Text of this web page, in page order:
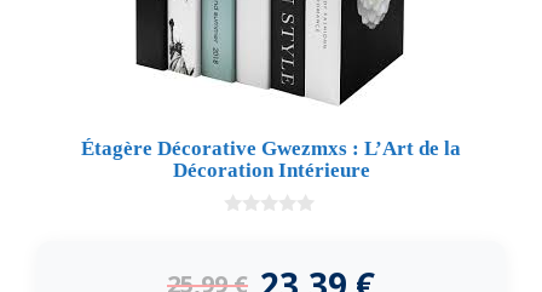
Étagère Décorative Gwezmxs : L’Art de la
Décoration Intérieure
5
25,99€